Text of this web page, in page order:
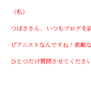
（私）
つばささん、いつもブログを
ピアニストなんですね！素敵
ひとつだけ質問させてください